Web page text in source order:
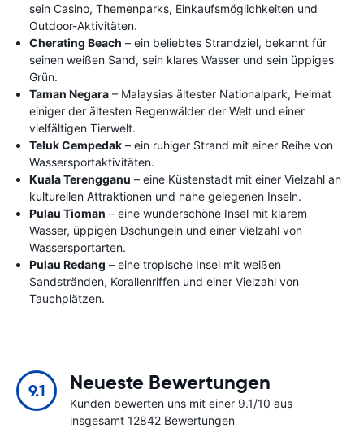
sein Casino, Themenparks, Einkaufsmöglichkeiten und
Outdoor-Aktivitäten.
Cherating Beach – ein beliebtes Strandziel, bekannt für
seinen weißen Sand, sein klares Wasser und sein üppiges
Grün.
Taman Negara – Malaysias ältester Nationalpark, Heimat
einiger der ältesten Regenwälder der Welt und einer
vielfältigen Tierwelt.
Teluk Cempedak – ein ruhiger Strand mit einer Reihe von
Wassersportaktivitäten.
Kuala Terengganu – eine Küstenstadt mit einer Vielzahl an
kulturellen Attraktionen und nahe gelegenen Inseln.
Pulau Tioman – eine wunderschöne Insel mit klarem
Wasser, üppigen Dschungeln und einer Vielzahl von
Wassersportarten.
Pulau Redang – eine tropische Insel mit weißen
Sandstränden, Korallenriffen und einer Vielzahl von
Tauchplätzen.
9.1 Neueste Bewertungen
Kunden bewerten uns mit einer 9.1/10 aus
insgesamt 12842 Bewertungen